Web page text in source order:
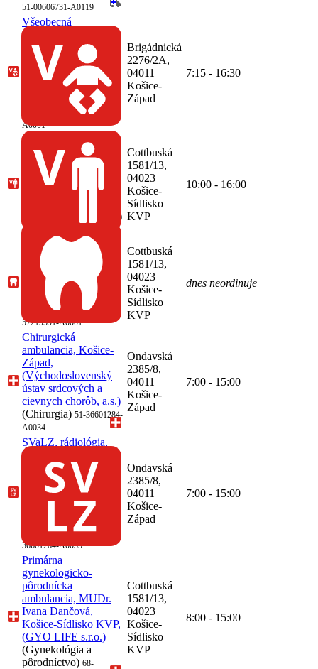
51-00606731-A0119
Všeobecná
ambulancia pre deti a
dorast, MUDr.
Gabriela Gregová,
Košice-Západ,
(Pediela s. r. o.)
(Pediatria, Dorastové
68-57478511-
A0001
Brigádnická
2276/2A,
04011
Košice-
Západ
7:15 - 16:30
Všeobecná
ambulancia pre
dospelých, MUDr.
Patrícia Szijjártová,
Košice-Sídlisko KVP,
(Všeobecné lekárstvo)
68-53574796-A0006
Cottbuská
1581/13,
04023
Košice-
Sídlisko
KVP
10:00 - 16:00
Ambulancia zubného
lekárstva, MDDr.
Zuzana Křemenová,
Košice-Sídlisko KVP,
(Zentea s. r. o.)
(Zubné lekárstvo)
57219591-A0001
Cottbuská
1581/13,
04023
Košice-
Sídlisko
KVP
dnes neordinuje
Chirurgická
ambulancia, Košice-
Západ,
(Východoslovenský
ústav srdcových a
cievnych chorôb, a.s.)
(Chirurgia) 51-36601284-
A0034
Ondavská
2385/8,
04011
Košice-
Západ
7:00 - 15:00
SVaLZ, rádiológia,
Košice-Západ,
(Východoslovenský
ústav srdcových a
cievnych chorôb, a.s.)
(Rádiológia,
rezonancia) 51-
36601284-A0035
Ondavská
2385/8,
04011
Košice-
Západ
7:00 - 15:00
Primárna
gynekologicko-
pôrodnícka
ambulancia, MUDr.
Ivana Dančová,
Košice-Sídlisko KVP,
(GYO LIFE s.r.o.)
(Gynekológia a
pôrodníctvo) 68-
Cottbuská
1581/13,
04023
Košice-
Sídlisko
KVP
8:00 - 15:00